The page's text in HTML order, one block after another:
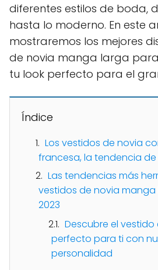
diferentes estilos de boda,
hasta lo moderno. En este
mostraremos los mejores
de novia manga larga
tu look perfecto para el
Índice
Los vestidos de novia
francesa, la tendencia
Las tendencias más
vestidos de novia
2023
Descubre el vestido
perfecto para ti con
personalidad